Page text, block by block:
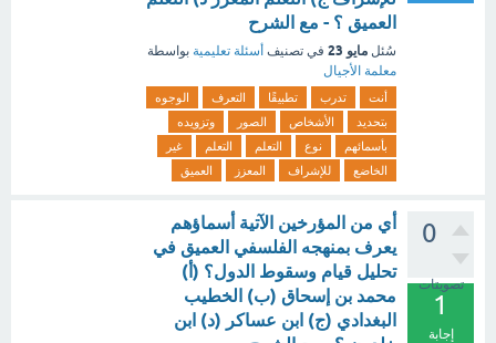
العميق ؟ - مع الشرح
سُئل مايو 23 في تصنيف أسئلة تعليمية بواسطة
معلمة الأجيال
أنت تدرب تطبيقًا التعرف
الوجوه
بتحديد
الأشخاص الصور
وتزويده
بأسمائهم
نوع التعلم التعلم
غير
الخاضع
للإشراف المعزز العميق
0
تصويتات
1
إجابة
أي من المؤرخين الآتية أسماؤهم
يعرف بمنهجه الفلسفي العميق في
تحليل قيام وسقوط الدول؟ (أ)
محمد بن إسحاق (ب) الخطيب
البغدادي (ج) ابن عساكر (د) ابن